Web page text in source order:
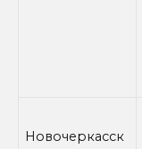
Новочеркасск